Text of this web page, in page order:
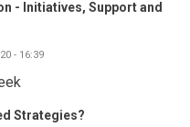
- Initiatives, Support and
- 16:39
Strategies?